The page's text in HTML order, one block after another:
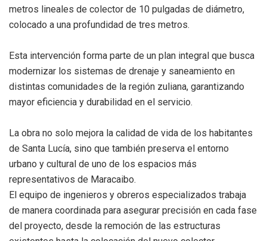
metros lineales de colector de 10 pulgadas de diámetro,
colocado a una profundidad de tres metros.
Esta intervención forma parte de un plan integral que busca
modernizar los sistemas de drenaje y saneamiento en
distintas comunidades de la región zuliana, garantizando
mayor eficiencia y durabilidad en el servicio.
La obra no solo mejora la calidad de vida de los habitantes
de Santa Lucía, sino que también preserva el entorno
urbano y cultural de uno de los espacios más
representativos de Maracaibo.
El equipo de ingenieros y obreros especializados trabaja
de manera coordinada para asegurar precisión en cada fase
del proyecto, desde la remoción de las estructuras